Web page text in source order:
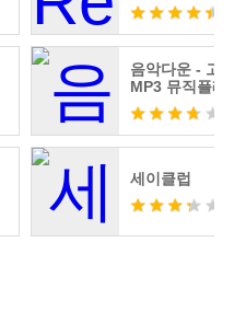
음악다운 - 고
MP3 뮤직플레
세이클럽